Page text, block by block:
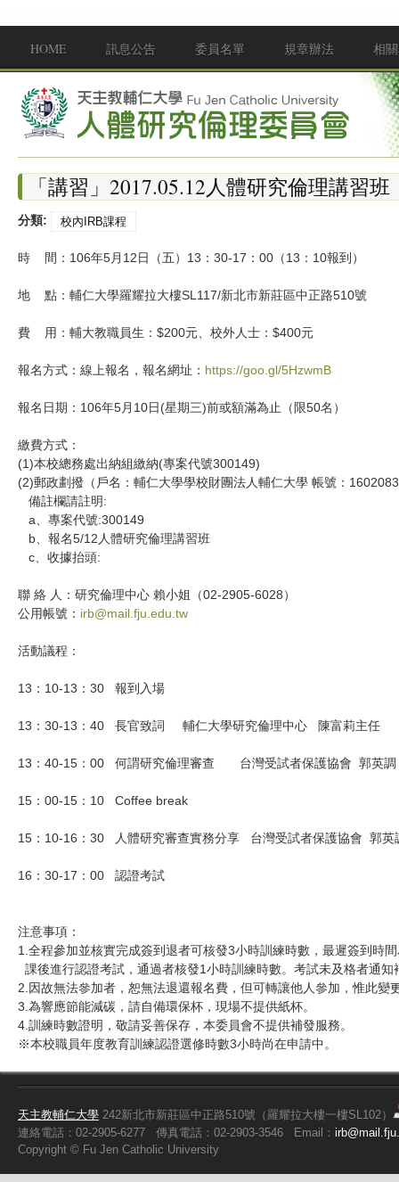
Main menu
HOME 訊息公告 委員名單 規章辦法 相
「講習」2017.05.12人體研究倫理講習班
分類: 校內IRB課程
時 間：106年5月12日（五）13：30-17：00（13：10報到）
地 點：輔仁大學羅耀拉大樓SL117/新北市新莊區中正路510號
費 用：輔大教職員生：$200元、校外人士：$400元
報名方式：線上報名，報名網址： https://goo.gl/5HzwmB
報名日期：106年5月10日(星期三)前或額滿為止（限50名）
繳費方式：
(1)本校總務處出納組繳納(專案代號300149)
(2)郵政劃撥（戶名：輔仁大學學校財團法人輔仁大學 帳號：
備註欄請註明:
a、專案代號:300149
b、報名5/12人體研究倫理講習班
c、收據抬頭:
聯 絡 人：研究倫理中心 賴小姐（02-2905-6028）
公用帳號： irb@mail.fju.edu.tw
活動議程：
13：10-13：30 報到入場
13：30-13：40 長官致詞 輔仁大學研究倫理中心 陳富莉主任
13：40-15：00 何謂研究倫理審查 台灣受試者保護協會 郭英調
15：00-15：10 Coffee break
15：10-16：30 人體研究審查實務分享 台灣受試者保護協會
16：30-17：00 認證考試
注意事項：
1.全程參加並核實完成簽到退者可核發3小時訓練時數，最遲簽到時
課後進行認證考試，通過者核發1小時訓練時數。考試未及格者通
2.因故無法參加者，恕無法退還報名費，但可轉讓他人參加，惟此變
3.為響應節能減碳，請自備環保杯，現場不提供紙杯。
4.訓練時數證明，敬請妥善保存，本委員會不提供補發服務。
※本校職員年度教育訓練認證選修時數3小時尚在申請中。
天主教輔仁大學 242新北市新莊區中正路510號（羅耀拉大樓一樓SL102）
連絡電話：02-2905-6277
傳真電話：02-2903-3546 Email：
Copyright © Fu Jen Catholic University